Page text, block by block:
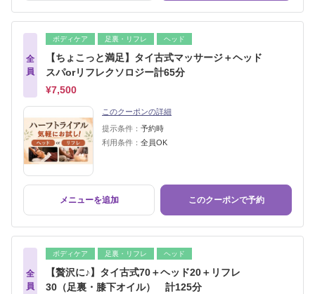
全
員
ボディケア 足裏・リフレ ヘッド
【ちょこっと満足】タイ古式マッサージ＋ヘッド
スパorリフレクソロジー計65分
¥7,500
このクーポンの詳細
提示条件： 予約時
利用条件： 全員OK
メニューを追加 このクーポンで予約
全
員
ボディケア 足裏・リフレ ヘッド
【贅沢に♪】タイ古式70＋ヘッド20＋リフレ
30（足裏・膝下オイル） 計125分